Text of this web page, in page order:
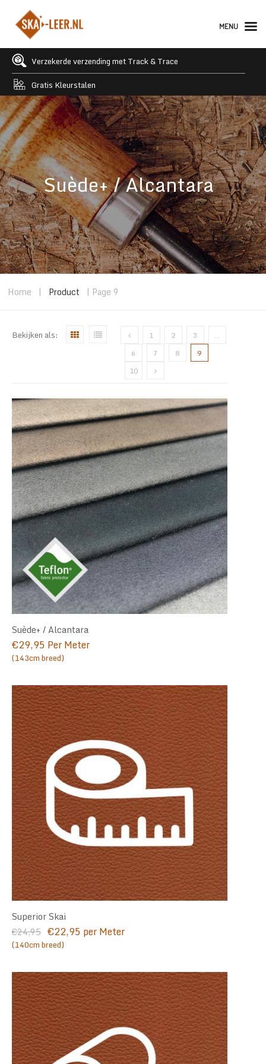
Verzekerde verzending met Track & Trace
Gratis Kleurstalen
Suède+ / Alcantara
Home | Product | Page 9
Bekijken als: 1 2 3
…
6
7 8
9
10
Suède+ / Alcantara
€29,95 Per Meter
(143cm breed)
Superior Skai
€24,95 Oorspronkelijke
prijs
€22,95 Huidige
per Meter
(140cm breed)
MENU